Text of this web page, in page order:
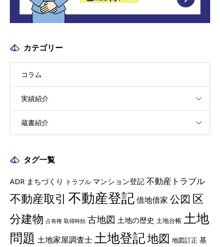
カテゴリー
コラム
実績紹介
蔵書紹介
タグ一覧
ADR まちづくり トラブル マンション登記 不動産トラブル
不動産取引 不動産登記借地借家 公図 区
分建物 占有権 取得時効 古地図 土地の歴史 土地台帳 土地
問題 土地家屋調査士土地登記地図 地図訂正 基